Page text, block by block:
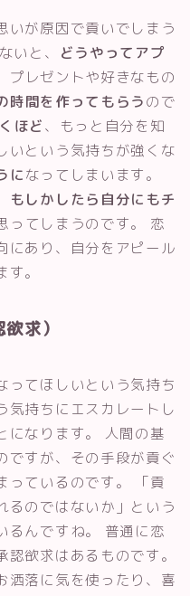
いが原因で貢いでしまう
いと、
どうやってアプ
プレゼントや好きなもの
時間を作ってもらうので
ほど、もっと自分を知
いという気持ちが強くな
になってしまいます。
もしかしたら自分にもチ
ってしまうのです。 恋
にあり、自分をアピール
。
求）
ってほしいという気持ち
気持ちにエスカレートし
になります。 人間の基
ですが、その手段が貢ぐ
っているのです。 「貢
るのではないか」という
るんですね。 普通に恋
欲求はあるものです。
洒落に気を使ったり、喜